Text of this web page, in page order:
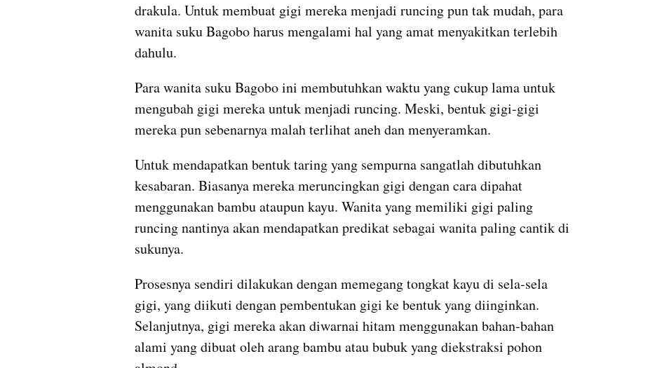
drakula. Untuk membuat gigi mereka menjadi runcing pun tak mudah, para
wanita suku Bagobo harus mengalami hal yang amat menyakitkan terlebih
dahulu.
Para wanita suku Bagobo ini membutuhkan waktu yang cukup lama untuk
mengubah gigi mereka untuk menjadi runcing. Meski, bentuk gigi-gigi
mereka pun sebenarnya malah terlihat aneh dan menyeramkan.
Untuk mendapatkan bentuk taring yang sempurna sangatlah dibutuhkan
kesabaran. Biasanya mereka meruncingkan gigi dengan cara dipahat
menggunakan bambu ataupun kayu. Wanita yang memiliki gigi paling
runcing nantinya akan mendapatkan predikat sebagai wanita paling cantik di
sukunya.
Prosesnya sendiri dilakukan dengan memegang tongkat kayu di sela-sela
gigi, yang diikuti dengan pembentukan gigi ke bentuk yang diinginkan.
Selanjutnya, gigi mereka akan diwarnai hitam menggunakan bahan-bahan
alami yang dibuat oleh arang bambu atau bubuk yang diekstraksi pohon